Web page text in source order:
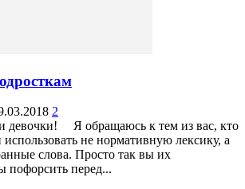
2
девочки! Я обращаюсь к тем из вас, кто
не нормативную лексику, а
слова. Просто так вы их
пофорсить перед...